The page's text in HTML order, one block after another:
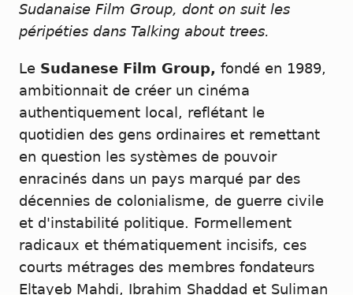
Sudanaise Film Group, dont on suit les
péripéties dans Talking about trees.
Le Sudanese Film Group, fondé en 1989,
ambitionnait de créer un cinéma
authentiquement local, reflétant le
quotidien des gens ordinaires et remettant
en question les systèmes de pouvoir
enracinés dans un pays marqué par des
décennies de colonialisme, de guerre civile
et d'instabilité politique. Formellement
radicaux et thématiquement incisifs, ces
courts métrages des membres fondateurs
Eltayeb Mahdi, Ibrahim Shaddad et Suliman